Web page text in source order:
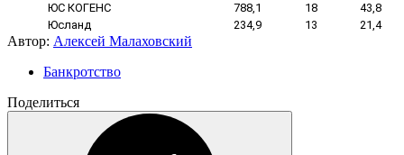
ЮС КОГЕНС
788,1 18
43,8
Юсланд
234,9 13 21,4
Автор: Алексей Малаховский
Банкротство
Поделиться